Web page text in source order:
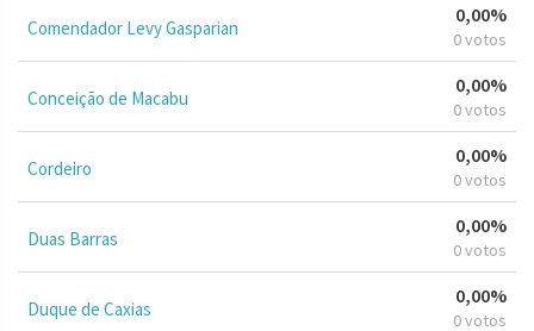
Comendador Levy Gasparian
0,00%
0 votos
Conceição de Macabu
0,00%
0 votos
Cordeiro
0,00%
0 votos
Duas Barras
0,00%
0 votos
Duque de Caxias
0,00%
0 votos